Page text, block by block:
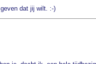
dat jij wilt. :-)